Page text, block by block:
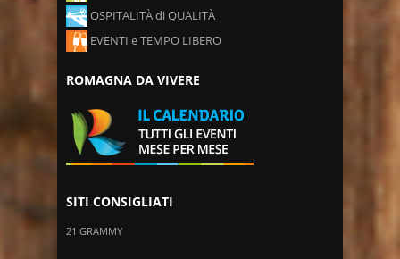
OSPITALITÀ di QUALITÀ
EVENTI e TEMPO LIBERO
ROMAGNA DA VIVERE
SITI CONSIGLIATI
21 GRAMMY